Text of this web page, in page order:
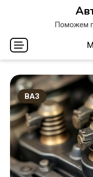
Поможем
ВАЗ